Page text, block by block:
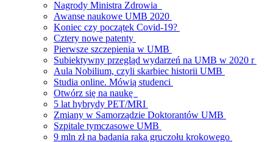
Nagrody Ministra Zdrowia
Awanse naukowe UMB 2020
Koniec czy początek Covid-19?
Cztery nowe patenty
Pierwsze szczepienia w UMB
Subiektywny przegląd wydarzeń na UMB w 2020 r
Aula Nobilium, czyli skarbiec historii UMB
Studia online. Mówią studenci
Otwórz się na naukę
5 lat hybrydy PET/MRI
Zmiany w Samorządzie Doktorantów UMB
Szpitale tymczasowe UMB
9 mln zł na badania raka gruczołu krokowego